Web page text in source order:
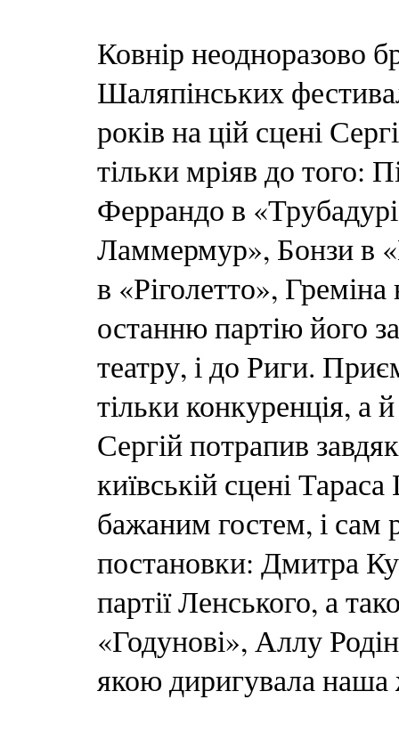
Ковнір неодноразово
Шаляпінських
років на цій сцені
тільки мріяв до того:
Феррандо в
Ламмермур», Бонзи в
в «Ріголетто»,
останню партію його
театру, і до Риги.
тільки конкуренція, а
Сергій потрапив
київській сцені
бажаним гостем, і сам
постановки: Дмитра
партії Ленського, а
«Годунові», Аллу
якою диригувала